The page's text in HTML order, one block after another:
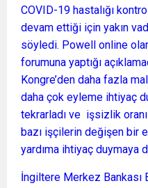
COVID-19 hastalığı
devam ettiği için yakın
söyledi. Powell online
forumuna yaptığı
Kongre’den daha fazla
daha çok eyleme ihtiyaç
tekrarladı ve işsizlik
bazı işçilerin değişen bir
yardıma ihtiyaç duymaya
İngiltere Merkez Bankası